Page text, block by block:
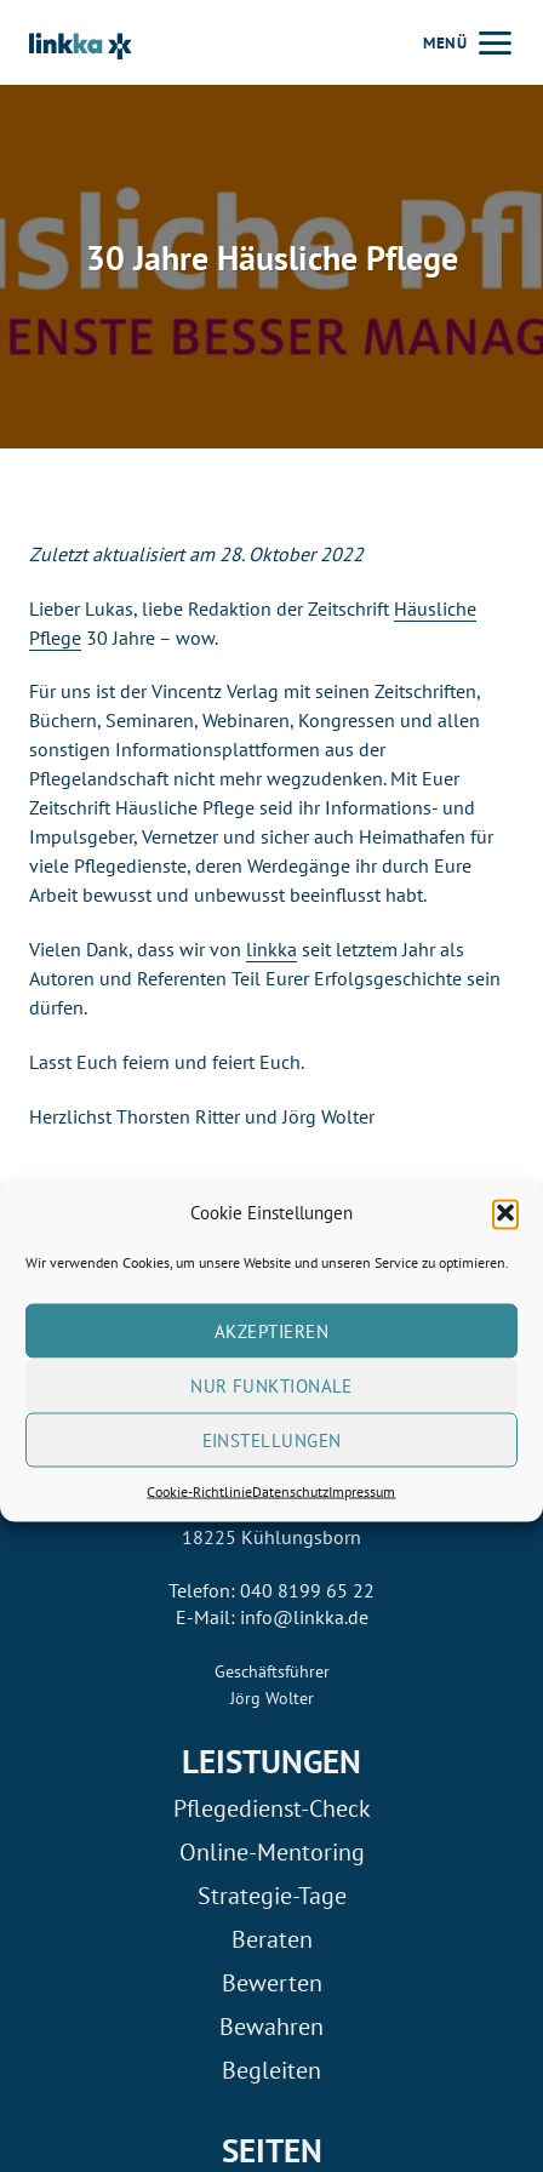
Cookie Einstellungen
Wir verwenden Cookies, um unsere Website und unseren Service zu optimieren.
AKZEPTIEREN
NUR FUNKTIONALE
EINSTELLUNGEN
Cookie-RichtlinieDatenschutzImpressum
Inhalt
MENÜ
30 Jahre Häusliche Pflege
Zuletzt aktualisiert am 28. Oktober 2022
Lieber Lukas, liebe Redaktion der Zeitschrift Häusliche
Pflege 30 Jahre – wow.
Für uns ist der Vincentz Verlag mit seinen Zeitschriften,
Büchern, Seminaren, Webinaren, Kongressen und allen
sonstigen Informationsplattformen aus der
Pflegelandschaft nicht mehr wegzudenken. Mit Euer
Zeitschrift Häusliche Pflege seid ihr Informations- und
Impulsgeber, Vernetzer und sicher auch Heimathafen für
viele Pflegedienste, deren Werdegänge ihr durch Eure
Arbeit bewusst und unbewusst beeinflusst habt.
Vielen Dank, dass wir von linkka seit letztem Jahr als
Autoren und Referenten Teil Eurer Erfolgsgeschichte sein
dürfen.
Lasst Euch feiern und feiert Euch.
Herzlichst Thorsten Ritter und Jörg Wolter
JWO Verwaltungs GmbH
18225 Kühlungsborn
Telefon: 040 8199 65 22
E-Mail: info@linkka.de
Geschäftsführer
Jörg Wolter
LEISTUNGEN
Pflegedienst-Check
Online-Mentoring
Strategie-Tage
Beraten
Bewerten
Bewahren
Begleiten
SEITEN